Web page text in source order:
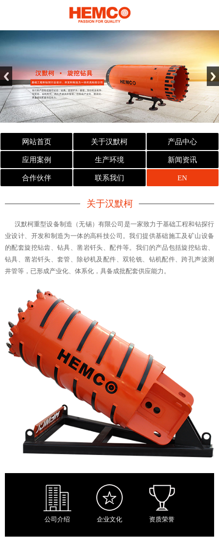
网站首页 关于汉默柯 产品中心
应用案例 生产环境 新闻资讯
合作伙伴 联系我们 EN
关于汉默柯
汉默柯重型设备制造（无锡）有限公司是一家致力于基础工程和钻探行
业设计、开发和制造为一体的高科技公司。我们提供基础施工及矿山设备
的配套旋挖钻齿、钻具、凿岩钎头、配件等。我们的产品包括旋挖钻齿、
钻具、凿岩钎头、套管、除砂机及配件、双轮铣、钻机配件、跨孔声波测
井管等，已形成产业化、体系化，具备成批配套供应能力。
公司介绍 企业文化 资质荣誉